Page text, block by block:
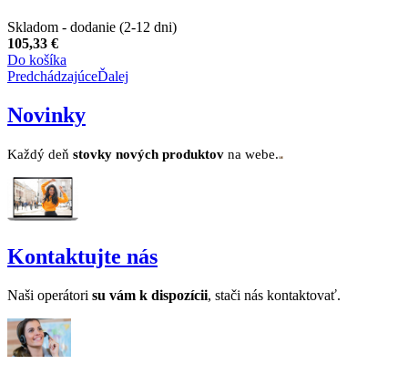
Skladom - dodanie (2-12 dni)
105,33 €
Do košíka
PredchádzajúceĎalej
Novinky
Každý deň stovky nových produktov na webe.
Kontaktujte nás
Naši operátori su vám k dispozícii, stači nás kontaktovať.